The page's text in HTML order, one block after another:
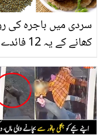
سردی میں باجرہ کی
کھانے کے یہ 12 فائدے